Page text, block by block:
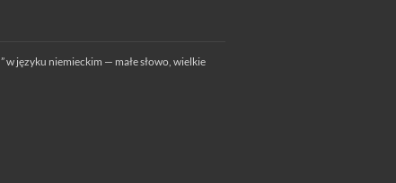
w języku niemieckim — małe słowo, wielkie